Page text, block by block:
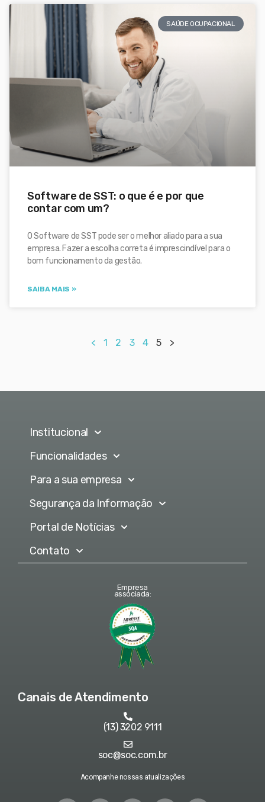
SAÚDE OCUPACIONAL
Software de SST: o que é e por que
contar com um?
O Software de SST pode ser o melhor aliado para a sua
empresa. Fazer a escolha correta é imprescindível para o
bom funcionamento da gestão.
SAIBA MAIS »
< 1 2 3 4 5 >
Institucional
Funcionalidades
Para a sua empresa
Segurança da Informação
Portal de Notícias
Contato
Empresa
associada:
Canais de Atendimento
(13) 3202 9111
soc@soc.com.br
Acompanhe nossas atualizações